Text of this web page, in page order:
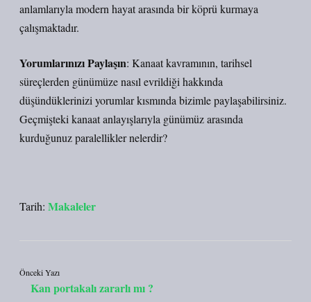
anlamlarıyla modern hayat arasında bir köprü kurmaya
çalışmaktadır.
Yorumlarınızı Paylaşın: Kanaat kavramının, tarihsel
süreçlerden günümüze nasıl evrildiği hakkında
düşündüklerinizi yorumlar kısmında bizimle paylaşabilirsiniz.
Geçmişteki kanaat anlayışlarıyla günümüz arasında
kurduğunuz paralellikler nelerdir?
Tarih: Makaleler
Önceki Yazı
Kan portakalı zararlı mı ?